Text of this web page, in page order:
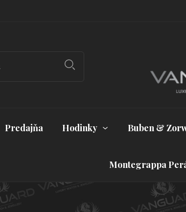
Predajňa Hodinky Buben &
Montegrappa